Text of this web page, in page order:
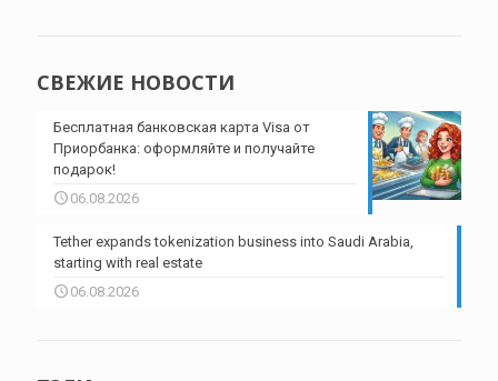
СВЕЖИЕ НОВОСТИ
Бесплатная банковская карта Visa от
Приорбанка: оформляйте и получайте
подарок!
06.08.2026
Tether expands tokenization business into Saudi Arabia,
starting with real estate
06.08.2026